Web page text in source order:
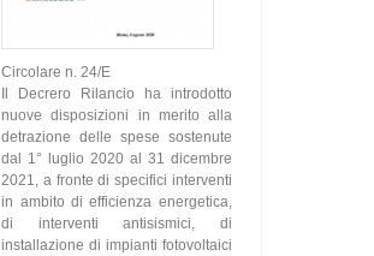
Circolare n. 24/E
Il Decrero Rilancio ha introdotto
nuove disposizioni in merito alla
detrazione delle spese sostenute
dal 1° luglio 2020 al 31 dicembre
2021, a fronte di specifici interventi
in ambito di efficienza energetica,
di interventi antisismici, di
installazione di impianti fotovoltaici